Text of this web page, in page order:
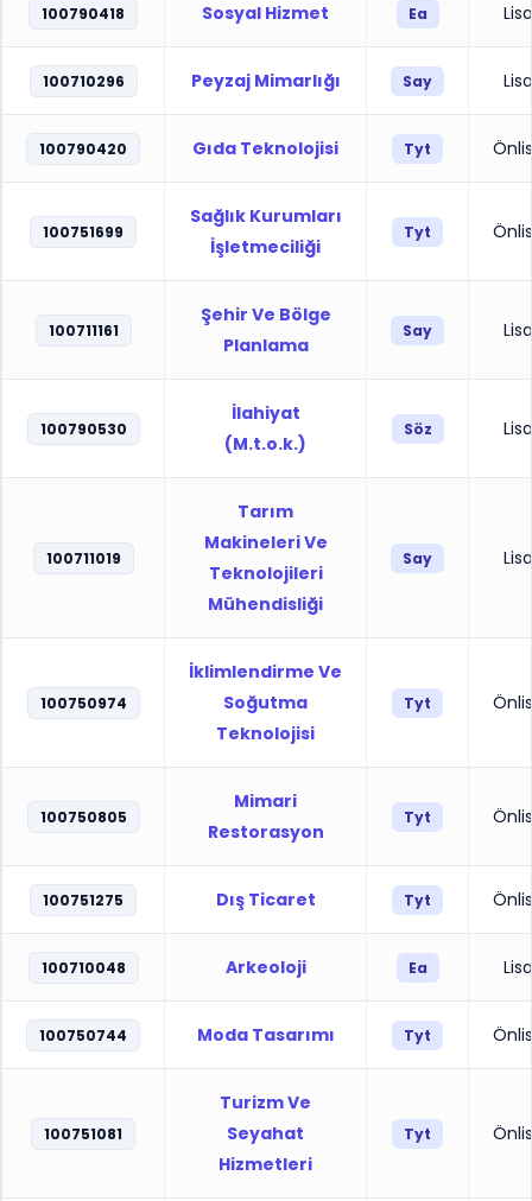
100790418 Sosyal Hizmet Ea
100710296 Peyzaj Mimarlığı Say
100790420 Gıda Teknolojisi Tyt
100751699
Sağlık Kurumları
İşletmeciliği
Tyt
100711161
Şehir Ve Bölge
Planlama
Say
100790530
İlahiyat
(M.t.o.k.)
Söz
100711019
Tarım
Makineleri Ve
Teknolojileri
Mühendisliği
Say
100750974
İklimlendirme Ve
Soğutma
Teknolojisi
Tyt
100750805
Mimari
Restorasyon
Tyt
100751275 Dış Ticaret Tyt
100710048 Arkeoloji Ea
100750744 Moda Tasarımı Tyt
100751081
Turizm Ve
Seyahat
Hizmetleri
Tyt